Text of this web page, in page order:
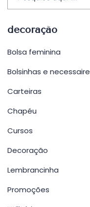
decoração
Bolsa feminina
Bolsinhas e necessaire
Carteiras
Chapéu
Cursos
Decoração
Lembrancinha
Promoções